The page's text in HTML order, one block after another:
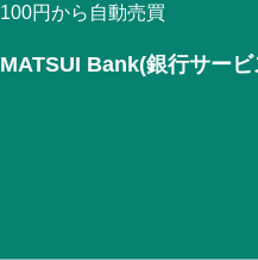
100円から自動売買
MATSUI Bank(銀行サービ